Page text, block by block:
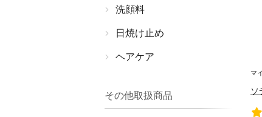
洗顔料
日焼け止め
ヘアケア
その他取扱商品
マ
ソ